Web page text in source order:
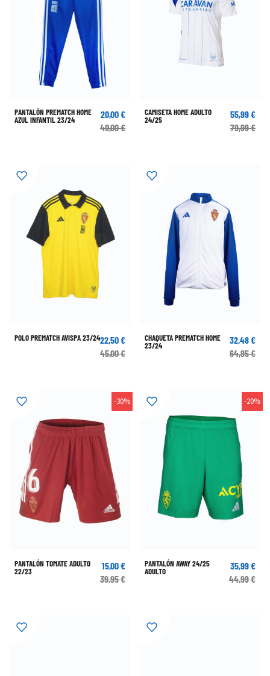
PANTALÓN PREMATCH HOME
AZUL INFANTIL 23/24
20,00 €
40,00 €
CAMISETA HOME ADULTO
24/25
55,99 €
79,99 €
POLO PREMATCH AVISPA 23/2422,50 €
45,00 €
CHAQUETA PREMATCH HOME
23/24
32,48 €
64,95 €
-30%
PANTALÓN TOMATE ADULTO
22/23
15,00 €
39,95 €
-20%
PANTALÓN AWAY 24/25
ADULTO
35,99 €
44,99 €